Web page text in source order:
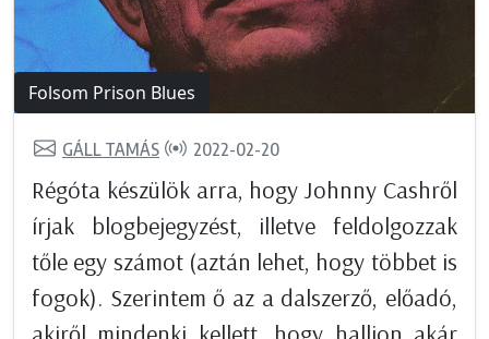
Folsom Prison Blues
GÁLL TAMÁS 2022-02-20
Régóta készülök arra, hogy Johnny Cashről
írjak blogbejegyzést, illetve feldolgozzak
tőle egy számot (aztán lehet, hogy többet is
fogok). Szerintem ő az a dalszerző, előadó,